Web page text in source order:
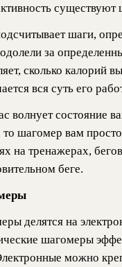
шаги,
за
сколько калорий
вся суть его
волнует состояние
шагомер вам
на тренажерах,
беге.
делятся на
шагомеры
можно